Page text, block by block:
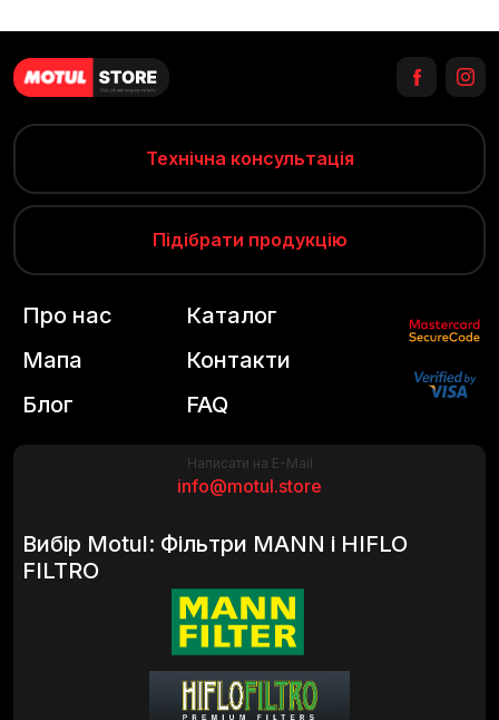
Технічна консультація
Підібрати продукцію
Написати на E-Mail
info@motul.store
Вибір Motul: Фільтри MANN і HIFLO
FILTRO
Про нас
Мапа
Блог
Каталог
Контакти
FAQ